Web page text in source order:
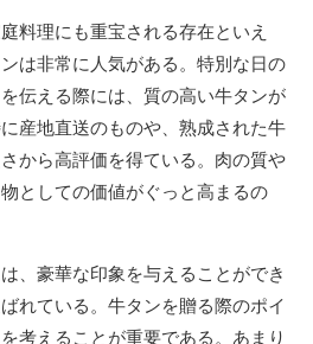
料理にも重宝される存在といえ
は非常に人気がある。特別な日の
伝える際には、質の高い牛タンが
産地直送のものや、熟成された牛
から高評価を得ている。肉の質や
としての価値がぐっと高まるの
、豪華な印象を与えることができ
れている。牛タンを贈る際のポイ
考えることが重要である。あまり